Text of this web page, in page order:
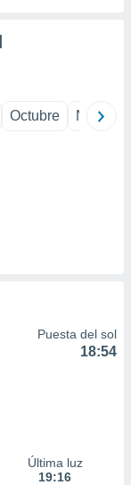
Octubre
Puesta del sol
18:54
Última luz
19:16